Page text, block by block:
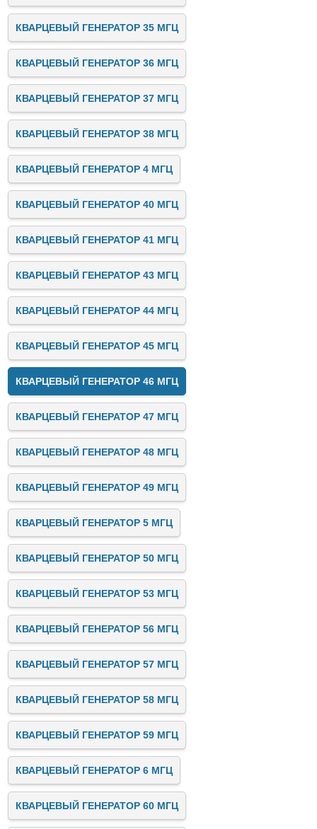
КВАРЦЕВЫЙ ГЕНЕРАТОР 35 МГЦ
КВАРЦЕВЫЙ ГЕНЕРАТОР 36 МГЦ
КВАРЦЕВЫЙ ГЕНЕРАТОР 37 МГЦ
КВАРЦЕВЫЙ ГЕНЕРАТОР 38 МГЦ
КВАРЦЕВЫЙ ГЕНЕРАТОР 4 МГЦ
КВАРЦЕВЫЙ ГЕНЕРАТОР 40 МГЦ
КВАРЦЕВЫЙ ГЕНЕРАТОР 41 МГЦ
КВАРЦЕВЫЙ ГЕНЕРАТОР 43 МГЦ
КВАРЦЕВЫЙ ГЕНЕРАТОР 44 МГЦ
КВАРЦЕВЫЙ ГЕНЕРАТОР 45 МГЦ
КВАРЦЕВЫЙ ГЕНЕРАТОР 46 МГЦ
КВАРЦЕВЫЙ ГЕНЕРАТОР 47 МГЦ
КВАРЦЕВЫЙ ГЕНЕРАТОР 48 МГЦ
КВАРЦЕВЫЙ ГЕНЕРАТОР 49 МГЦ
КВАРЦЕВЫЙ ГЕНЕРАТОР 5 МГЦ
КВАРЦЕВЫЙ ГЕНЕРАТОР 50 МГЦ
КВАРЦЕВЫЙ ГЕНЕРАТОР 53 МГЦ
КВАРЦЕВЫЙ ГЕНЕРАТОР 56 МГЦ
КВАРЦЕВЫЙ ГЕНЕРАТОР 57 МГЦ
КВАРЦЕВЫЙ ГЕНЕРАТОР 58 МГЦ
КВАРЦЕВЫЙ ГЕНЕРАТОР 59 МГЦ
КВАРЦЕВЫЙ ГЕНЕРАТОР 6 МГЦ
КВАРЦЕВЫЙ ГЕНЕРАТОР 60 МГЦ